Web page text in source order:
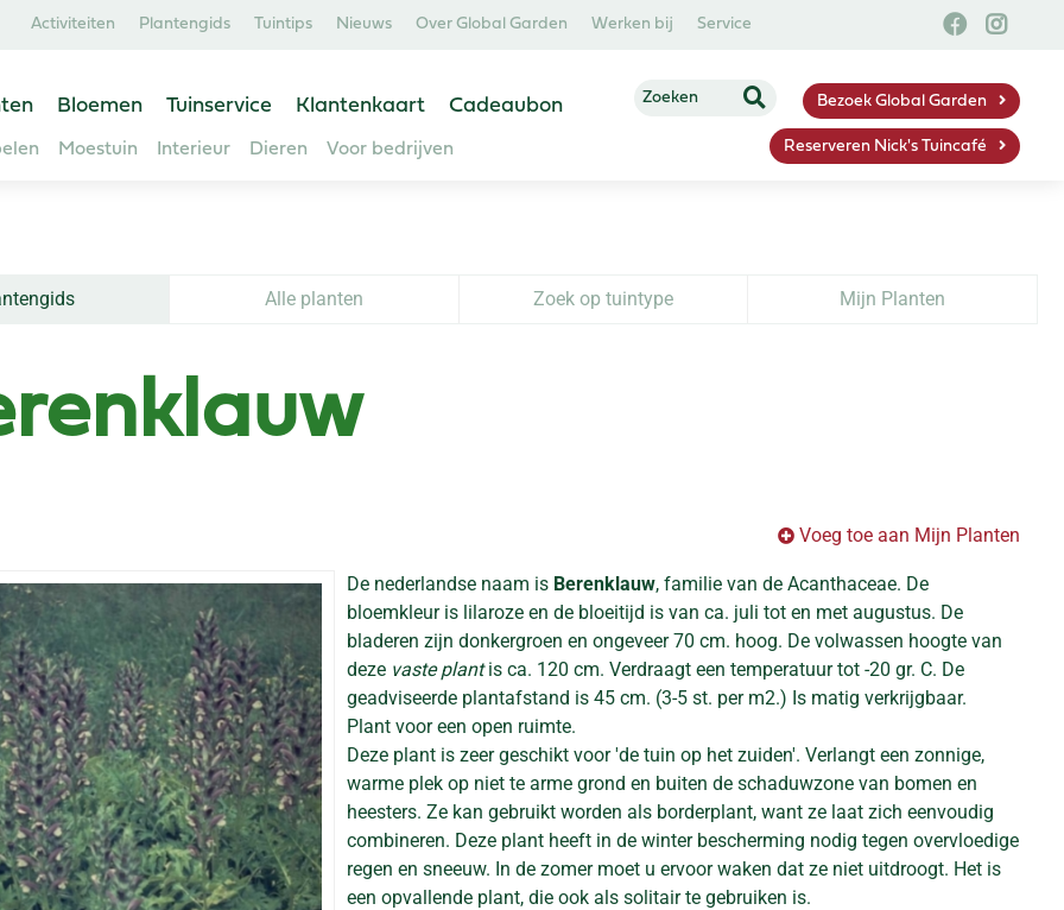
Activiteiten Plantengids Tuintips Nieuws Over Global Garden Werken bij Service
Bloemen Tuinservice Klantenkaart Cadeaubon
Moestuin Interieur Dieren Voor bedrijven
Bezoek Global Garden
Reserveren Nick's Tuincafé
Alle planten Zoek op tuintype Mijn Planten
Voeg toe aan Mijn Planten
De nederlandse naam is Berenklauw, familie van de Acanthaceae. De
bloemkleur is lilaroze en de bloeitijd is van ca. juli tot en met augustus. De
bladeren zijn donkergroen en ongeveer 70 cm. hoog. De volwassen hoogte van
deze vaste plantis ca. 120 cm. Verdraagt een temperatuur tot -20 gr. C. De
geadviseerde plantafstand is 45 cm. (3-5 st. per m2.) Is matig verkrijgbaar.
Plant voor een open ruimte.
Deze plant is zeer geschikt voor 'de tuin op het zuiden'. Verlangt een zonnige,
warme plek op niet te arme grond en buiten de schaduwzone van bomen en
heesters. Ze kan gebruikt worden als borderplant, want ze laat zich eenvoudig
combineren. Deze plant heeft in de winter bescherming nodig tegen overvloedige
regen en sneeuw. In de zomer moet u ervoor waken dat ze niet uitdroogt. Het is
een opvallende plant, die ook als solitair te gebruiken is.